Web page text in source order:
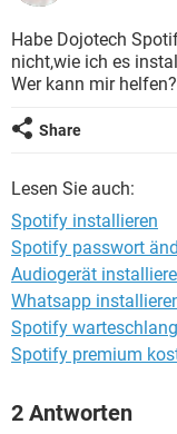
FACEBOOK
WHATSAPP
FACEBOOK
ANDROID
WINDOWS 10
WHATSAPP
FACEBOOK
SPIELE
ANDROID
WHATSAPP
FACEBOOK
Habe Dojotech
nicht,wie ich es
Wer kann mir helfen?
Share
Lesen Sie auch:
Spotify installieren
Spotify passwort
Audiogerät
Whatsapp
Spotify
Spotify premium
2 Antworten